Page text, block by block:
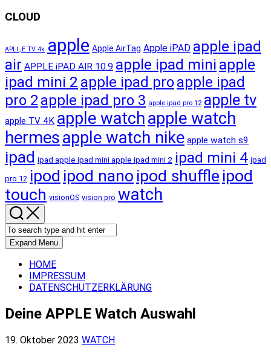
CLOUD
APLL;E TV 4k apple Apple AirTag Apple iPAD apple ipad
air APPLE iPAD AIR 10.9 apple ipad mini apple
ipad mini 2 apple ipad proapple ipad
pro 2 apple ipad pro 3 apple ipad pro 12 apple tv
apple TV 4K apple watchapple watch
hermesapple watch nike apple watch s9
ipad ipad apple ipad mini apple ipad mini 2 ipad mini 4 ipad
pro 12 ipod ipod nano ipod shuffle ipod
touch visionOS vision pro watch
Expand Menu
HOME
IMPRESSUM
DATENSCHUTZERKLÄRUNG
Deine APPLE Watch Auswahl
19. Oktober 2023 WATCH